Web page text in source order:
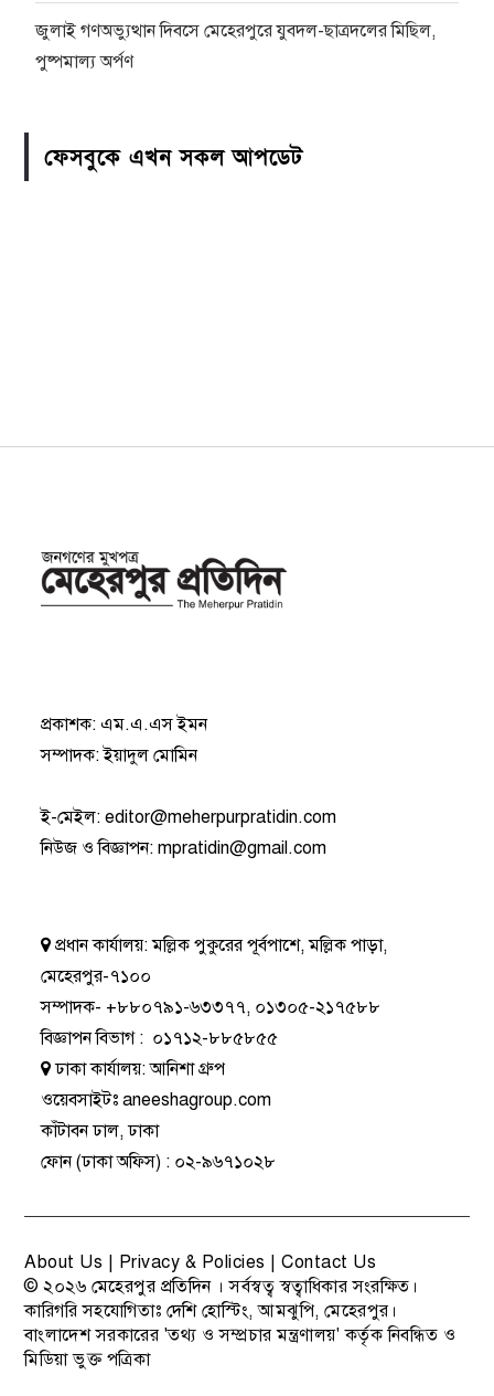
জুলাই গণঅভ্যুত্থান দিবসে মেহেরপুরে যুবদল-ছাত্রদলের মিছিল,
পুষ্পমাল্য অর্পণ
ফেসবুকে এখন সকল আপডেট
প্রকাশক: এম.এ.এস ইমন
সম্পাদক: ইয়াদুল মোমিন
ই-মেইল:editor@meherpurpratidin.com
নিউজ ও বিজ্ঞাপন:mpratidin@gmail.com
প্রধান কার্যালয়:মল্লিক পুকুরের পূর্বপাশে, মল্লিক পাড়া,
মেহেরপুর-৭১০০
সম্পাদক- +৮৮০৭৯১-৬৩৩৭৭, ০১৩০৫-২১৭৫৮৮
বিজ্ঞাপন বিভাগ: ০১৭১২-৮৮৫৮৫৫
ঢাকা কার্যালয়:আনিশা গ্রুপ
ওয়েবসাইটঃaneeshagroup.com
কাঁটাবন ঢাল, ঢাকা
ফোন(ঢাকা অফিস) : ০২-৯৬৭১০২৮
About Us Privacy & Policies |Contact Us
© ২০২৬ মেহেরপুর প্রতিদিন । সর্বস্বত্ব স্বত্বাধিকার সংরক্ষিত।
কারিগরি সহযোগিতাঃ দেশি হোস্টিং, আমঝুপি, মেহেরপুর।
বাংলাদেশ সরকারের 'তথ্য ও সম্প্রচার মন্ত্রণালয়' কর্তৃক নিবন্ধিত ও
মিডিয়া ভুক্ত পত্রিকা